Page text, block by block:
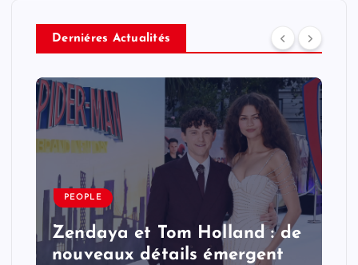
Derniéres Actualités
PEOPLE
Zendaya et Tom Holland : de
nouveaux détails émergent